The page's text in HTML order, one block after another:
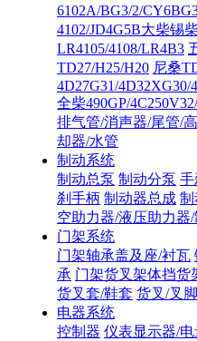
6102A/BG3/2/
4102/JD4G5B大柴锡
LR4105/4108/LR4B3
TD27/H25/H20 尼桑
4D27G31/4D32XG30/
全柴490GP/
排气管/消声器/尾管/
却器/水管
制动系统
制动总泵 制动分泵 手
刹手柄 制动器总成 制
空助力器/液压助力器/
门架系统
门架轴承盖及座/衬瓦
承 门架货叉架体挡货
货叉套/鞋套 货叉/叉
电器系统
控制器 仪表显示器/